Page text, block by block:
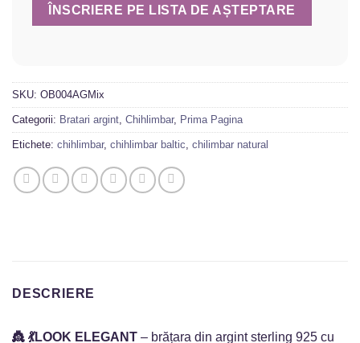
SKU: OB004AGMix
Categorii: Bratari argint Chihlimbar, Prima Pagina
Etichete: chihlimbar, chihlimbar baltic chilimbar natural
DESCRIERE
👸 💃LOOK ELEGANT – brățara din argint sterling 925 cu